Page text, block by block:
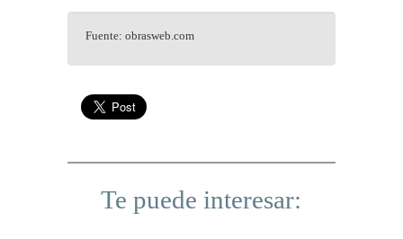
Fuente: obrasweb.com
Te puede interesar: